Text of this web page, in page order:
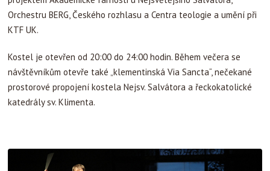
Orchestru BERG, Českého rozhlasu a Centra teologie a umění při
KTF UK.
Kostel je otevřen od 20:00 do 24:00 hodin. Během večera se
návštěvníkům otevře také „klementinská Via Sancta“, nečekané
prostorové propojení kostela Nejsv. Salvátora a řeckokatolické
katedrály sv. Klimenta.